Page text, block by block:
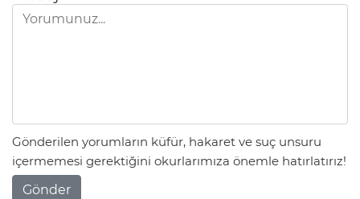
Gönderilen yorumların küfür, hakaret ve suç unsuru
içermemesi gerektiğini okurlarımıza önemle hatırlatırız!
Gönder